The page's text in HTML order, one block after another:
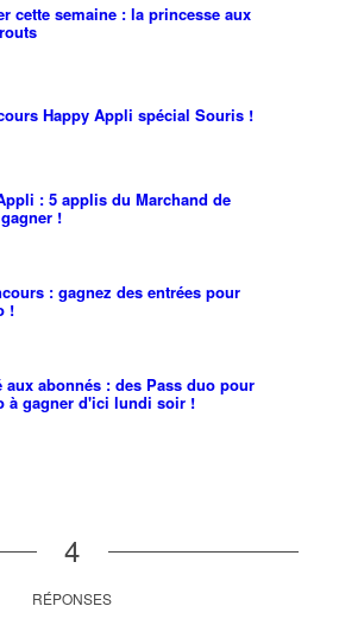
cette semaine : la princesse aux
Happy Appli spécial Souris !
: 5 applis du Marchand de
!
: gagnez des entrées pour
!
aux abonnés : des Pass duo pour
à gagner d'ici lundi soir !
4
RÉPONSES